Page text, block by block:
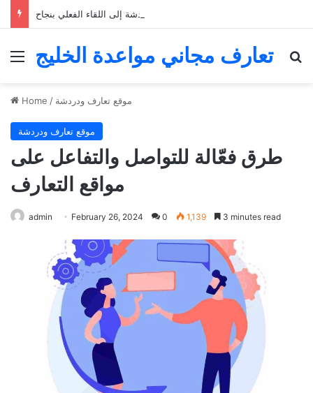
Menu
تعارف مجاني مواعدة الخليج
Home / موقع تعارف ودردشة
موقع تعارف ودردشة
طرق فعّالة للتواصل والتفاعل على
مواقع التعارف
admin February 26, 2024 0 1,139 3 minutes read